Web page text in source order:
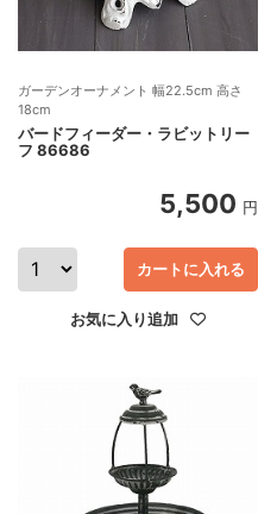
ガーデンオーナメント 幅22.5cm 高さ
18cm
バードフィーダー・ラビットリー
フ 86686
5,500 円
カートに入れる
お気に入り追加